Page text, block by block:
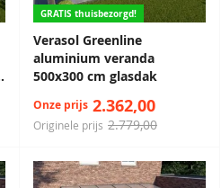
GRATIS thuisbezorgd!
Verasol Greenline
aluminium veranda
500x300 cm glasdak
Originele prijs 2.779,00
Onze prijs 2.362,00